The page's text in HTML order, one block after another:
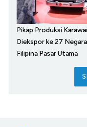
Pikap Produksi
Diekspor ke 27
Filipina Pasar Utama